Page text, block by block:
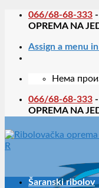
Skip
066/68-68-333
OPREMA NA
Assign a menu
Нема
066/68-68-333
OPREMA NA
Šaranski ribolov